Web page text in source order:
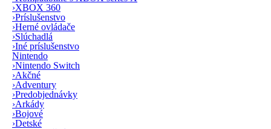
›XBOX 360
›Príslušenstvo
›Herné ovládače
›Slúchadlá
›Iné príslušenstvo
Nintendo
›Nintendo Switch
›Akčné
›Adventury
›Predobjednávky
›Arkády
›Bojové
›Detské